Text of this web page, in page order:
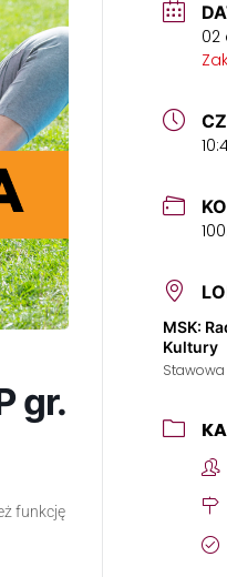
gr.
funkcję
02
MSK:
Kultury
Stawowa